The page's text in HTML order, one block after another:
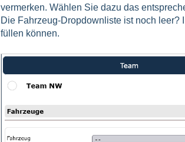
vermerken. Wählen Sie dazu das
Die Fahrzeug-Dropdownliste ist noch leer?
füllen können.